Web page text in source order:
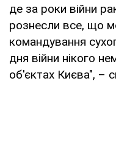
де за роки війни
рознесли все, що
командування
дня війни нікого
об'єктах Києва", –